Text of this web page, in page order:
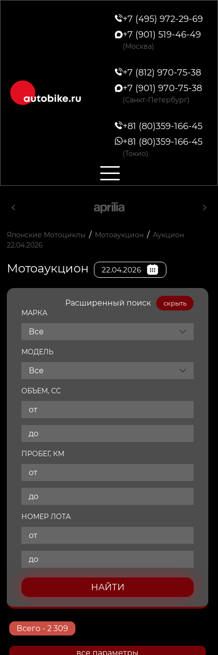
+7 (495) 972-29-69
+7 (901) 519-46-49
(Москва)
+7 (812) 970-75-38
+7 (901) 970-75-38
(Санкт-Петербург)
+81 (80)359-166-45
+81 (80)359-166-45
(Токио)
Японские Мотоциклы / Мотоаукцион / Аукцион
22.04.2026
Мотоаукцион 22.04.2026
Расширенный поиск скрыть
МАРКА
Все
МОДЕЛЬ
Все
ОБЪЕМ, СС
ПРОБЕГ, КМ
НОМЕР ЛОТА
НАЙТИ
Всего - 2 309
все параметры